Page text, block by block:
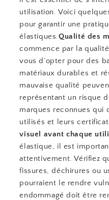
utilisation. Voici
pour garantir une
élastiques.Qualité des
commence par la
vous d’opter pour des
matériaux durables et
mauvaise qualité
représentant un risque
marques reconnues qui
utilisés et leurs
visuel avant chaque
élastique, il est
attentivement. Vérifiez
fissures, déchirures ou
pourraient le rendre
endommagé doit être